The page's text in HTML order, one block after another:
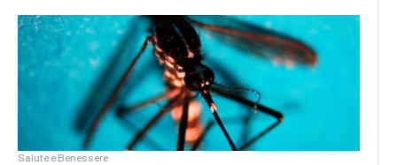
Salute e Benessere